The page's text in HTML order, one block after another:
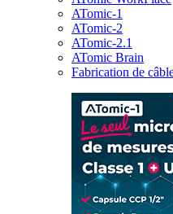
ATomic-1
ATomic-2
ATomic-2.1
ATomic Brain
Fabrication de